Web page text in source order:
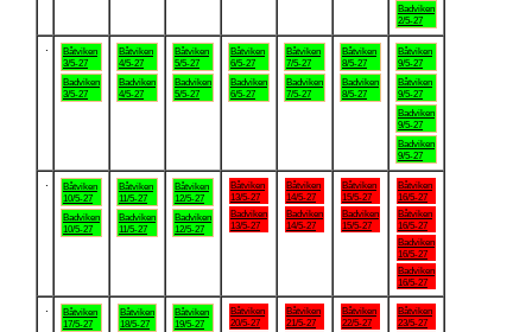
Badviken
2/5-27
Båtviken
3/5-27
Badviken
3/5-27
Båtviken
4/5-27
Badviken
4/5-27
Båtviken
5/5-27
Badviken
5/5-27
Båtviken
6/5-27
Badviken
6/5-27
Båtviken
7/5-27
Badviken
7/5-27
Båtviken
8/5-27
Badviken
8/5-27
Båtviken
9/5-27
Båtviken
9/5-27
Badviken
9/5-27
Badviken
9/5-27
Båtviken
10/5-27
Badviken
10/5-27
Båtviken
11/5-27
Badviken
11/5-27
Båtviken
12/5-27
Badviken
12/5-27
Båtviken
13/5-27
Badviken
13/5-27
Båtviken
14/5-27
Badviken
14/5-27
Båtviken
15/5-27
Badviken
15/5-27
Båtviken
16/5-27
Båtviken
16/5-27
Badviken
16/5-27
Badviken
16/5-27
Båtviken
17/5-27
Båtviken
18/5-27
Båtviken
19/5-27
Båtviken
20/5-27
Båtviken
21/5-27
Båtviken
22/5-27
Båtviken
23/5-27